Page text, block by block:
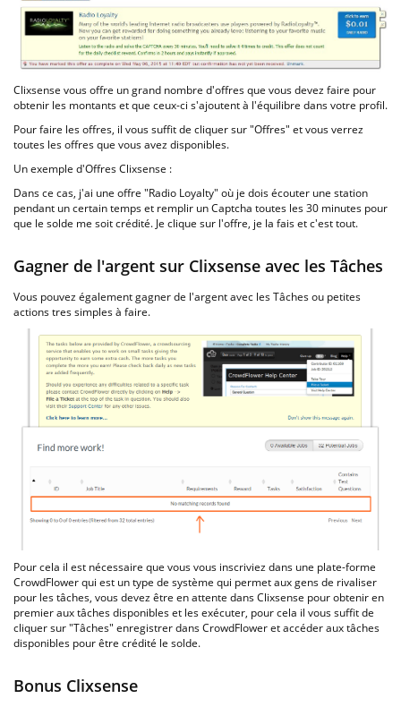
Clixsense vous offre un grand nombre d'offres que vous devez faire pour
obtenir les montants et que ceux-ci s'ajoutent à l'équilibre dans votre profil.
Pour faire les offres, il vous suffit de cliquer sur "Offres" et vous verrez
toutes les offres que vous avez disponibles.
Un exemple d'Offres Clixsense :
Dans ce cas, j'ai une offre "Radio Loyalty" où je dois écouter une station
pendant un certain temps et remplir un Captcha toutes les 30 minutes pour
que le solde me soit crédité. Je clique sur l'offre, je la fais et c'est tout.
Gagner de l'argent sur Clixsense avec les Tâches
Vous pouvez également gagner de l'argent avec les Tâches ou petites
actions tres simples à faire.
Pour cela il est nécessaire que vous vous inscriviez dans une plate-forme
CrowdFlower qui est un type de système qui permet aux gens de rivaliser
pour les tâches, vous devez être en attente dans Clixsense pour obtenir en
premier aux tâches disponibles et les exécuter, pour cela il vous suffit de
cliquer sur "Tâches" enregistrer dans CrowdFlower et accéder aux tâches
disponibles pour être crédité le solde.
Bonus Clixsense